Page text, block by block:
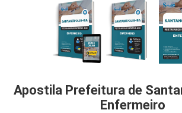
Apostila Prefeitura de
Enfermeiro